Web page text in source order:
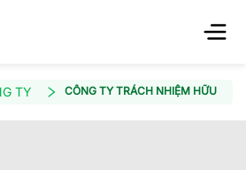
TY CÔNG TY TRÁCH NHIỆM HỮU